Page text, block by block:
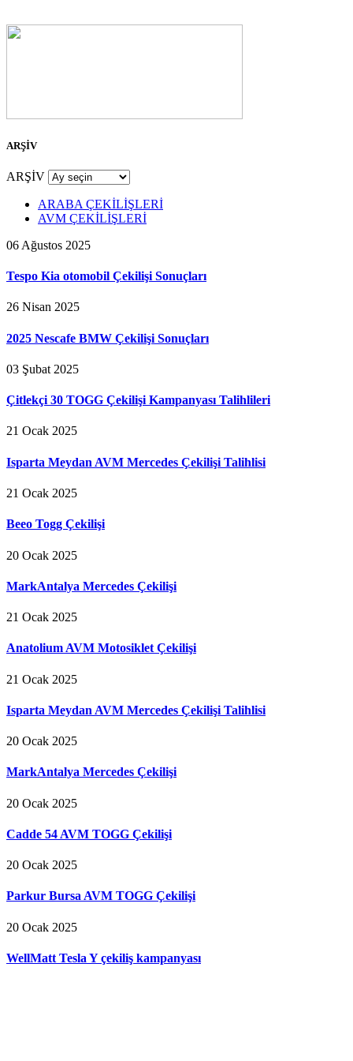
ARŞİV
ARŞİV
ARABA ÇEKİLİŞLERİ
AVM ÇEKİLİŞLERİ
06 Ağustos 2025
Tespo Kia otomobil Çekilişi Sonuçları
26 Nisan 2025
2025 Nescafe BMW Çekilişi Sonuçları
03 Şubat 2025
Çitlekçi 30 TOGG Çekilişi Kampanyası Talihlileri
21 Ocak 2025
Isparta Meydan AVM Mercedes Çekilişi Talihlisi
21 Ocak 2025
Beeo Togg Çekilişi
20 Ocak 2025
MarkAntalya Mercedes Çekilişi
21 Ocak 2025
Anatolium AVM Motosiklet Çekilişi
21 Ocak 2025
Isparta Meydan AVM Mercedes Çekilişi Talihlisi
20 Ocak 2025
MarkAntalya Mercedes Çekilişi
20 Ocak 2025
Cadde 54 AVM TOGG Çekilişi
20 Ocak 2025
Parkur Bursa AVM TOGG Çekilişi
20 Ocak 2025
WellMatt Tesla Y çekiliş kampanyası